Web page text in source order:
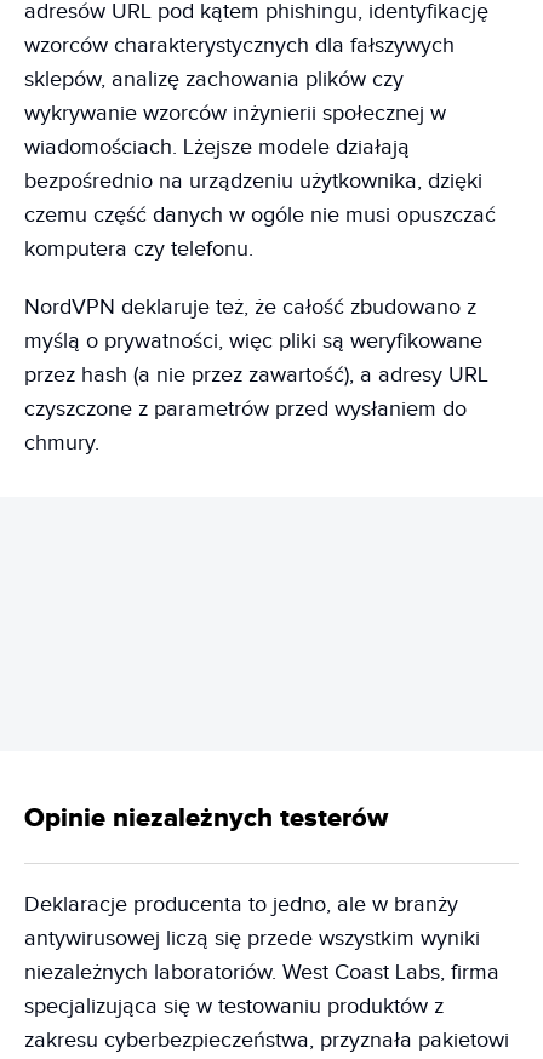
adresów URL pod kątem phishingu, identyfikację
wzorców charakterystycznych dla fałszywych
sklepów, analizę zachowania plików czy
wykrywanie wzorców inżynierii społecznej w
wiadomościach. Lżejsze modele działają
bezpośrednio na urządzeniu użytkownika, dzięki
czemu część danych w ogóle nie musi opuszczać
komputera czy telefonu.
NordVPN deklaruje też, że całość zbudowano z
myślą o prywatności, więc pliki są weryfikowane
przez hash (a nie przez zawartość), a adresy URL
czyszczone z parametrów przed wysłaniem do
chmury.
Opinie niezależnych testerów
Deklaracje producenta to jedno, ale w branży
antywirusowej liczą się przede wszystkim wyniki
niezależnych laboratoriów. West Coast Labs, firma
specjalizująca się w testowaniu produktów z
zakresu cyberbezpieczeństwa, przyznała pakietowi